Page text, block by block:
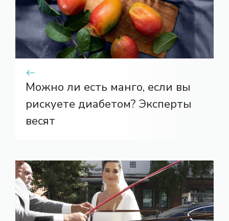
Можно ли есть манго, если вы
рискуете диабетом? Эксперты
весят